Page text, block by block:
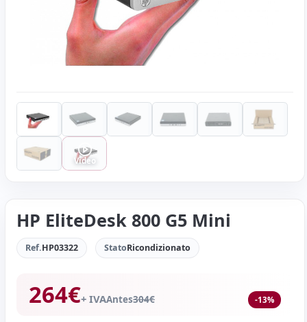
Video
HP EliteDesk 800 G5 Mini
Ref.HP03322 StatoRicondizionato
-13%
264€+ IVAAntes304€